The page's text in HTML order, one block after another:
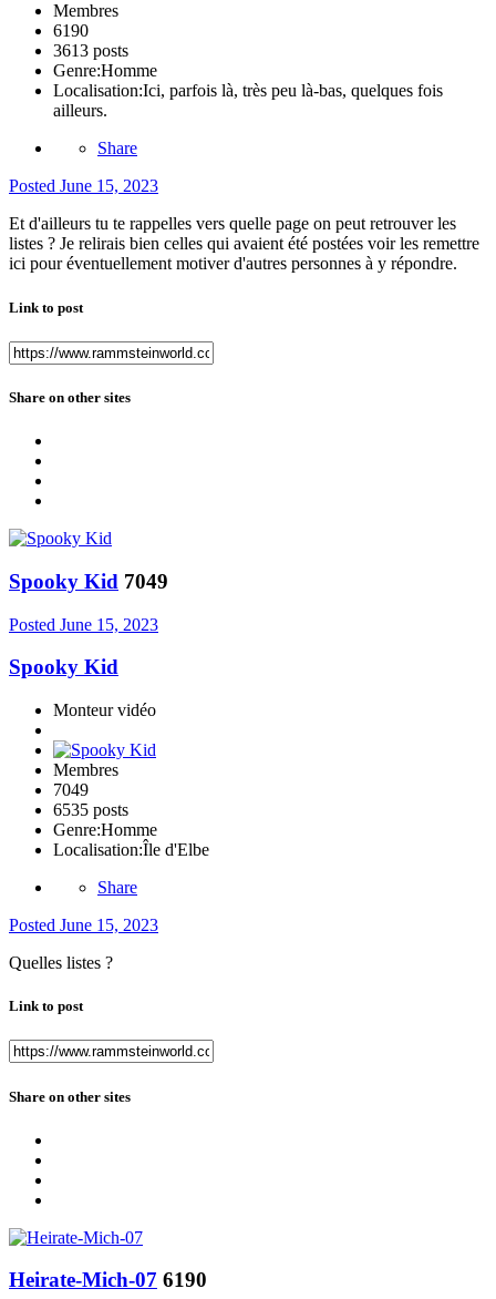
Membres
6190
3613 posts
Genre:Homme
Localisation:Ici, parfois là, très peu là-bas, quelques fois
ailleurs.
Share
Posted June 15, 2023
Et d'ailleurs tu te rappelles vers quelle page on peut retrouver les
listes ? Je relirais bien celles qui avaient été postées voir les remettre
ici pour éventuellement motiver d'autres personnes à y répondre.
Link to post
Share on other sites
Spooky Kid 7049
Posted June 15, 2023
Spooky Kid
Monteur vidéo
Membres
7049
6535 posts
Genre:Homme
Localisation:Île d'Elbe
Share
Posted June 15, 2023
Quelles listes ?
Link to post
Share on other sites
Heirate-Mich-07 6190